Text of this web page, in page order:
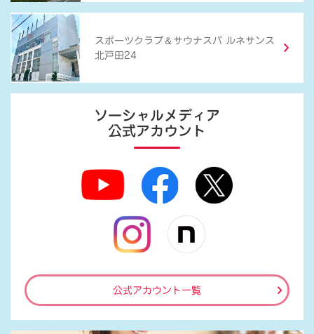
スポーツクラブ ＆ サウナスパ ルネサンス
北戸田24
ソーシャルメディア
公式アカウント
公式アカウント一覧